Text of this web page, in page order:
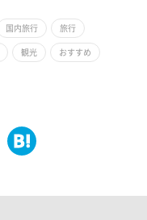
国内旅行 旅行
観光 おすすめ